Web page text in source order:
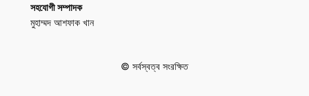
সহযোগী সম্পাদক
মুহাম্মদ আশফাক খান
© সর্বস্বত্ব সংরক্ষিত